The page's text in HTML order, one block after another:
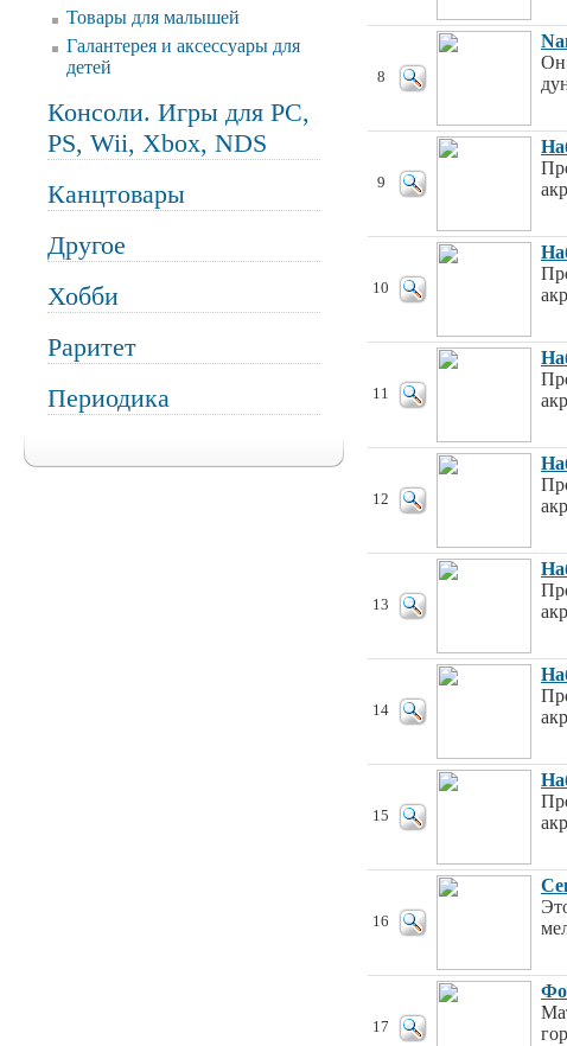
Товары для малышей
Галантерея и аксессуары для
детей
Консоли. Игры для PC,
PS, Wii, Xbox, NDS
Канцтовары
Другое
Хобби
Раритет
Периодика
8
Он
9
10
11
12
13
14
15
16
17